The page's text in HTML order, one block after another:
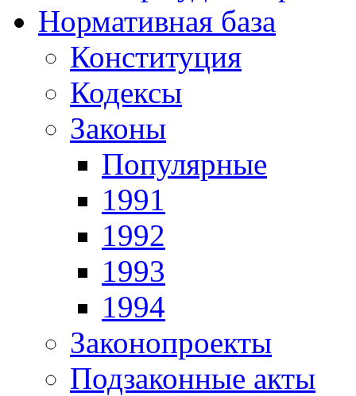
Нормативная база
Конституция
Кодексы
Законы
Популярные
1991
1992
1993
1994
Законопроекты
Подзаконные акты